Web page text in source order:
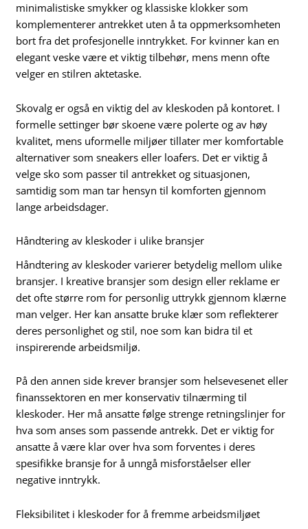
minimalistiske smykker og klassiske klokker som
komplementerer antrekket uten å ta oppmerksomheten
bort fra det profesjonelle inntrykket. For kvinner kan en
elegant veske være et viktig tilbehør, mens menn ofte
velger en stilren aktetaske.
Skovalg er også en viktig del av kleskoden på kontoret. I
formelle settinger bør skoene være polerte og av høy
kvalitet, mens uformelle miljøer tillater mer komfortable
alternativer som sneakers eller loafers. Det er viktig å
velge sko som passer til antrekket og situasjonen,
samtidig som man tar hensyn til komforten gjennom
lange arbeidsdager.
Håndtering av kleskoder i ulike bransjer
Håndtering av kleskoder varierer betydelig mellom ulike
bransjer. I kreative bransjer som design eller reklame er
det ofte større rom for personlig uttrykk gjennom klærne
man velger. Her kan ansatte bruke klær som reflekterer
deres personlighet og stil, noe som kan bidra til et
inspirerende arbeidsmiljø.
På den annen side krever bransjer som helsevesenet eller
finanssektoren en mer konservativ tilnærming til
kleskoder. Her må ansatte følge strenge retningslinjer for
hva som anses som passende antrekk. Det er viktig for
ansatte å være klar over hva som forventes i deres
spesifikke bransje for å unngå misforståelser eller
negative inntrykk.
Fleksibilitet i kleskoder for å fremme arbeidsmiljøet